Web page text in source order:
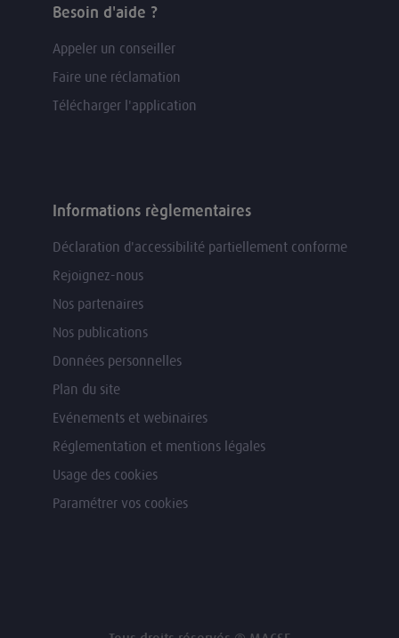
Besoin d'aide ?
Appeler un conseiller
Faire une réclamation
Télécharger l'application
Informations règlementaires
Déclaration d'accessibilité partiellement conforme
Rejoignez-nous
Nos partenaires
Nos publications
Données personnelles
Plan du site
Evénements et webinaires
Réglementation et mentions légales
Usage des cookies
Paramétrer vos cookies